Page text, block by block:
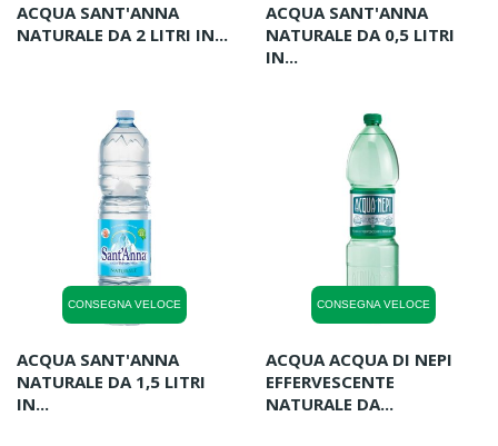
ACQUA SANT'ANNA
NATURALE DA 2 LITRI IN...
ACQUA SANT'ANNA
NATURALE DA 0,5 LITRI
IN...
CONSEGNA VELOCE
ACQUA SANT'ANNA
NATURALE DA 1,5 LITRI
IN...
CONSEGNA VELOCE
ACQUA ACQUA DI NEPI
EFFERVESCENTE
NATURALE DA...